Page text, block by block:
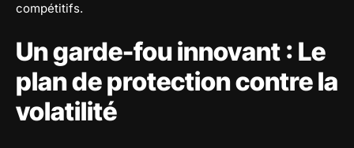
compétitifs.
Un garde-fou innovant : Le
plan de protection contre la
volatilité